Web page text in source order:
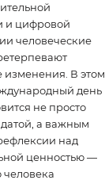
и цифровой
человеческие
изменения. В этом
день
не просто
а важным
над
ценностью —
человека